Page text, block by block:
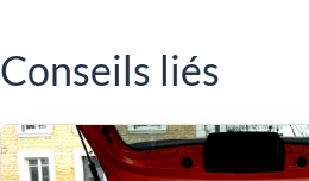
Conseils liés